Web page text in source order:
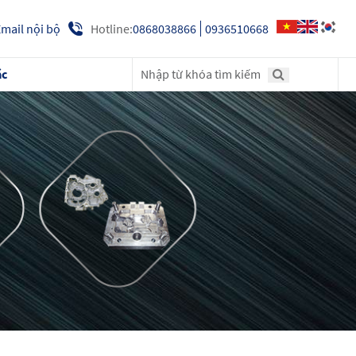
nội bộ Hotline:0868038866 0936510668